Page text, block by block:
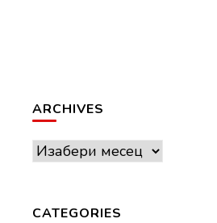
ARCHIVES
Archives
CATEGORIES